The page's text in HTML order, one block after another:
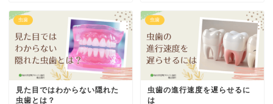
虫歯
見た目ではわからない隠れた
虫歯とは？
虫歯
虫歯の進行速度を遅らせるに
は